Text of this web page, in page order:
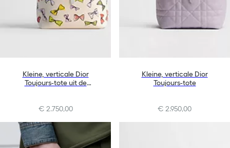
Kleine, verticale Dior
Toujours-tote uit de
€ 2.750,00
Kleine, verticale Dior
Toujours-tote
€ 2.950,00